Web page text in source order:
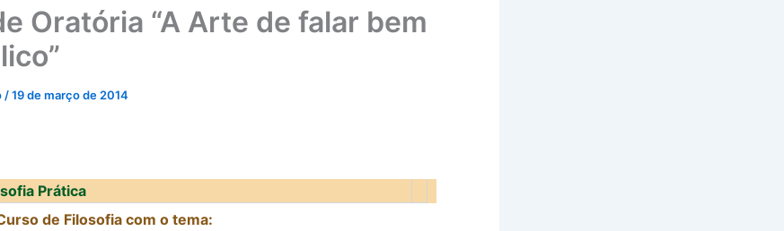
Oratória “A Arte de falar bem
/19 de março de 2014
Prática
de Filosofia com o tema: